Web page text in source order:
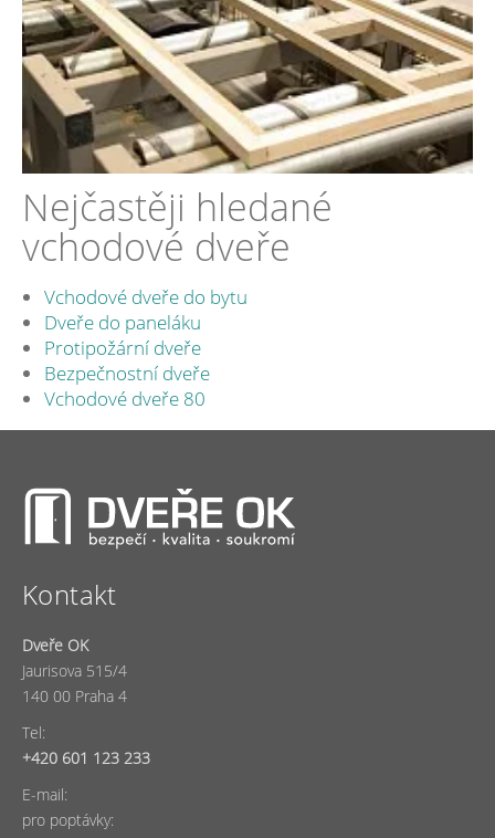
Nejčastěji hledané
vchodové dveře
Vchodové dveře do bytu
Dveře do paneláku
Protipožární dveře
Bezpečnostní dveře
Vchodové dveře 80
Kontakt
Dveře OK
Jaurisova 515/4
140 00 Praha 4
Tel:
+420 601 123 233
E-mail:
pro poptávky: